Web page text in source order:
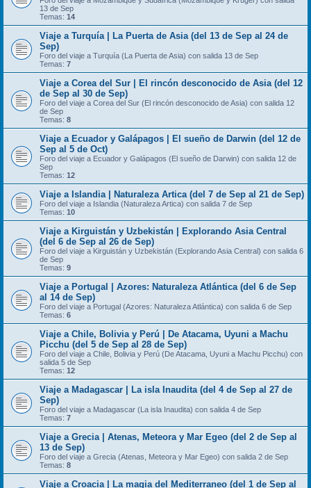
13 de Sep
Temas: 14
Viaje a Turquía | La Puerta de Asia (del 13 de Sep al 24 de
Sep)
Foro del viaje a Turquía (La Puerta de Asia) con salida 13 de Sep
Temas: 7
Viaje a Corea del Sur | El rincón desconocido de Asia (del 12
de Sep al 30 de Sep)
Foro del viaje a Corea del Sur (El rincón desconocido de Asia) con salida 12
de Sep
Temas: 8
Viaje a Ecuador y Galápagos | El sueño de Darwin (del 12 de
Sep al 5 de Oct)
Foro del viaje a Ecuador y Galápagos (El sueño de Darwin) con salida 12 de
Sep
Temas: 12
Viaje a Islandia | Naturaleza Artica (del 7 de Sep al 21 de Sep)
Foro del viaje a Islandia (Naturaleza Artica) con salida 7 de Sep
Temas: 10
Viaje a Kirguistán y Uzbekistán | Explorando Asia Central
(del 6 de Sep al 26 de Sep)
Foro del viaje a Kirguistán y Uzbekistán (Explorando Asia Central) con salida 6
de Sep
Temas: 9
Viaje a Portugal | Azores: Naturaleza Atlántica (del 6 de Sep
al 14 de Sep)
Foro del viaje a Portugal (Azores: Naturaleza Atlántica) con salida 6 de Sep
Temas: 6
Viaje a Chile, Bolivia y Perú | De Atacama, Uyuni a Machu
Picchu (del 5 de Sep al 28 de Sep)
Foro del viaje a Chile, Bolivia y Perú (De Atacama, Uyuni a Machu Picchu) con
salida 5 de Sep
Temas: 12
Viaje a Madagascar | La isla Inaudita (del 4 de Sep al 27 de
Sep)
Foro del viaje a Madagascar (La isla Inaudita) con salida 4 de Sep
Temas: 7
Viaje a Grecia | Atenas, Meteora y Mar Egeo (del 2 de Sep al
13 de Sep)
Foro del viaje a Grecia (Atenas, Meteora y Mar Egeo) con salida 2 de Sep
Temas: 8
Viaje a Croacia | La magia del Mediterraneo (del 1 de Sep al